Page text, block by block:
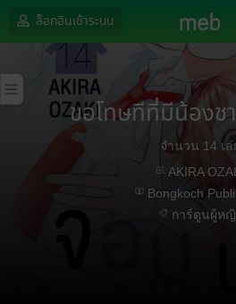
ล็อกอินเข้าระบบ
ขอโทษทีที่มีน้องช
จำนวน 14 เล่
AKIRA
Bongkoch
การ์ตูนผู้หญิ